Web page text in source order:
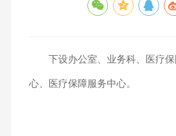
下设办公室、业务科、医疗
心、医疗保障服务中心。